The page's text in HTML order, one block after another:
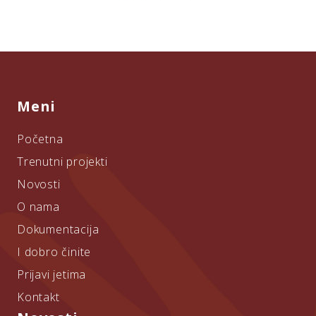
Meni
Početna
Trenutni projekti
Novosti
O nama
Dokumentacija
I dobro činite
Prijavi jetima
Kontakt